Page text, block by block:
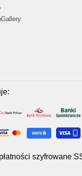
szyfrowane